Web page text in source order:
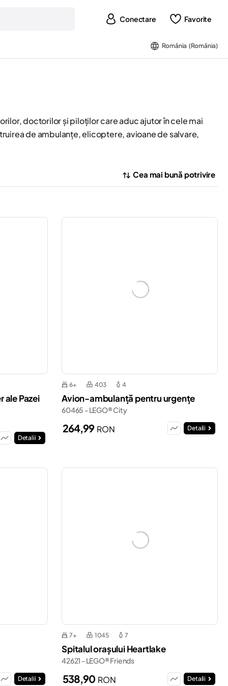
Conectare Favorite
România (România)
doctorilor și piloților care aduc ajutor în cele mai
de ambulanțe, elicoptere, avioane de salvare,
Cea mai bună potrivire
ale Pazei
Detalii
6+ 403 4
Avion-ambulanță pentru urgențe
60465 - LEGO® City
264,99 RON Detalii
Detalii
7+ 1045 7
Spitalul orașului Heartlake
42621 - LEGO® Friends
538,90 RON Detalii